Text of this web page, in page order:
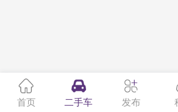
首页 二手车 发布